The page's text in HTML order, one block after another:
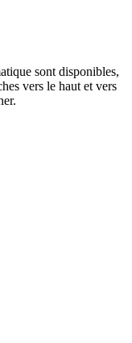
sont disponibles,
vers le haut et vers